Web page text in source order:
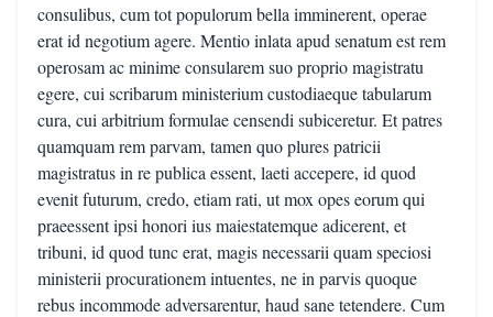
consulibus, cum tot populorum bella imminerent, operae
erat id negotium agere. Mentio inlata apud senatum est rem
operosam ac minime consularem suo proprio magistratu
egere, cui scribarum ministerium custodiaeque tabularum
cura, cui arbitrium formulae censendi subiceretur. Et patres
quamquam rem parvam, tamen quo plures patricii
magistratus in re publica essent, laeti accepere, id quod
evenit futurum, credo, etiam rati, ut mox opes eorum qui
praeessent ipsi honori ius maiestatemque adicerent, et
tribuni, id quod tunc erat, magis necessarii quam speciosi
ministerii procurationem intuentes, ne in parvis quoque
rebus incommode adversarentur, haud sane tetendere. Cum